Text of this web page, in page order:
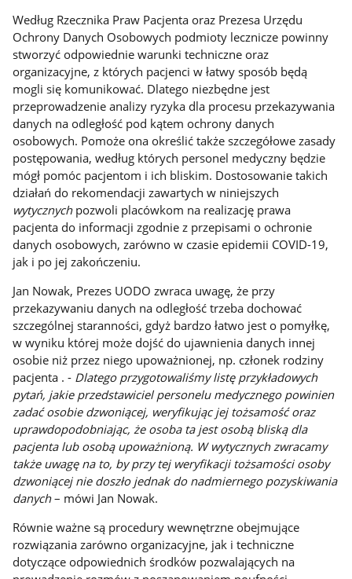
Według Rzecznika Praw Pacjenta oraz Prezesa Urzędu
Ochrony Danych Osobowych podmioty lecznicze powinny
stworzyć odpowiednie warunki techniczne oraz
organizacyjne, z których pacjenci w łatwy sposób będą
mogli się komunikować. Dlatego niezbędne jest
przeprowadzenie analizy ryzyka dla procesu przekazywania
danych na odległość pod kątem ochrony danych
osobowych. Pomoże ona określić także szczegółowe zasady
postępowania, według których personel medyczny będzie
mógł pomóc pacjentom i ich bliskim. Dostosowanie takich
działań do rekomendacji zawartych w niniejszych
wytycznych pozwoli placówkom na realizację prawa
pacjenta do informacji zgodnie z przepisami o ochronie
danych osobowych, zarówno w czasie epidemii COVID-19,
jak i po jej zakończeniu.
Jan Nowak, Prezes UODO zwraca uwagę, że przy
przekazywaniu danych na odległość trzeba dochować
szczególnej staranności, gdyż bardzo łatwo jest o pomyłkę,
w wyniku której może dojść do ujawnienia danych innej
osobie niż przez niego upoważnionej, np. członek rodziny
pacjenta . - Dlatego przygotowaliśmy listę przykładowych
pytań, jakie przedstawiciel personelu medycznego powinien
zadać osobie dzwoniącej, weryfikując jej tożsamość oraz
uprawdopodobniając, że osoba ta jest osobą bliską dla
pacjenta lub osobą upoważnioną. W wytycznych zwracamy
także uwagę na to, by przy tej weryfikacji tożsamości osoby
dzwoniącej nie doszło jednak do nadmiernego pozyskiwania
danych– mówi Jan Nowak.
Równie ważne są procedury wewnętrzne obejmujące
rozwiązania zarówno organizacyjne, jak i techniczne
dotyczące odpowiednich środków pozwalających na